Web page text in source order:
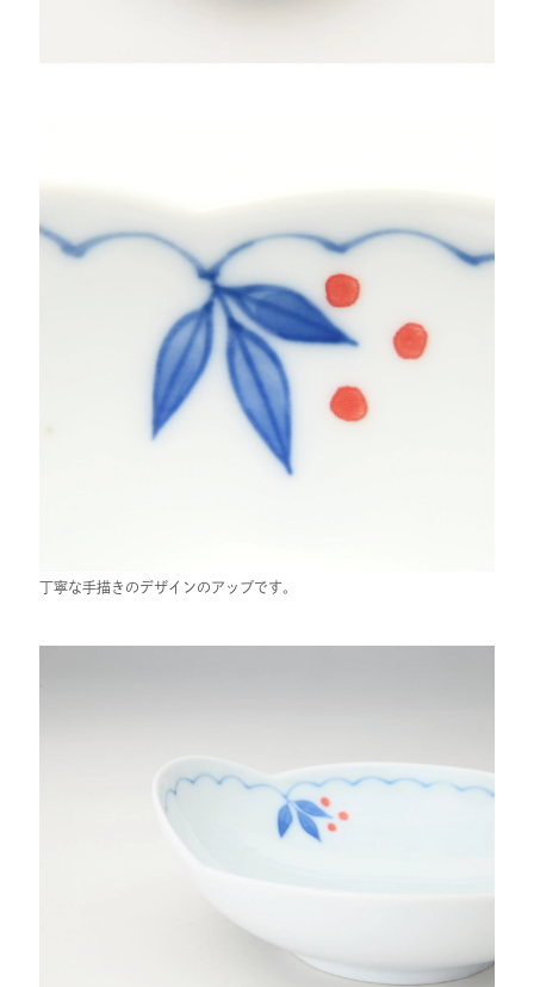
丁寧な手描きのデザインのアップです。